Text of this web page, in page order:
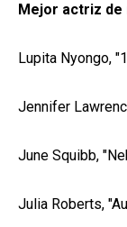
Mejor actriz
Lupita Nyongo,
Jennifer
June Squibb,
Julia Roberts,